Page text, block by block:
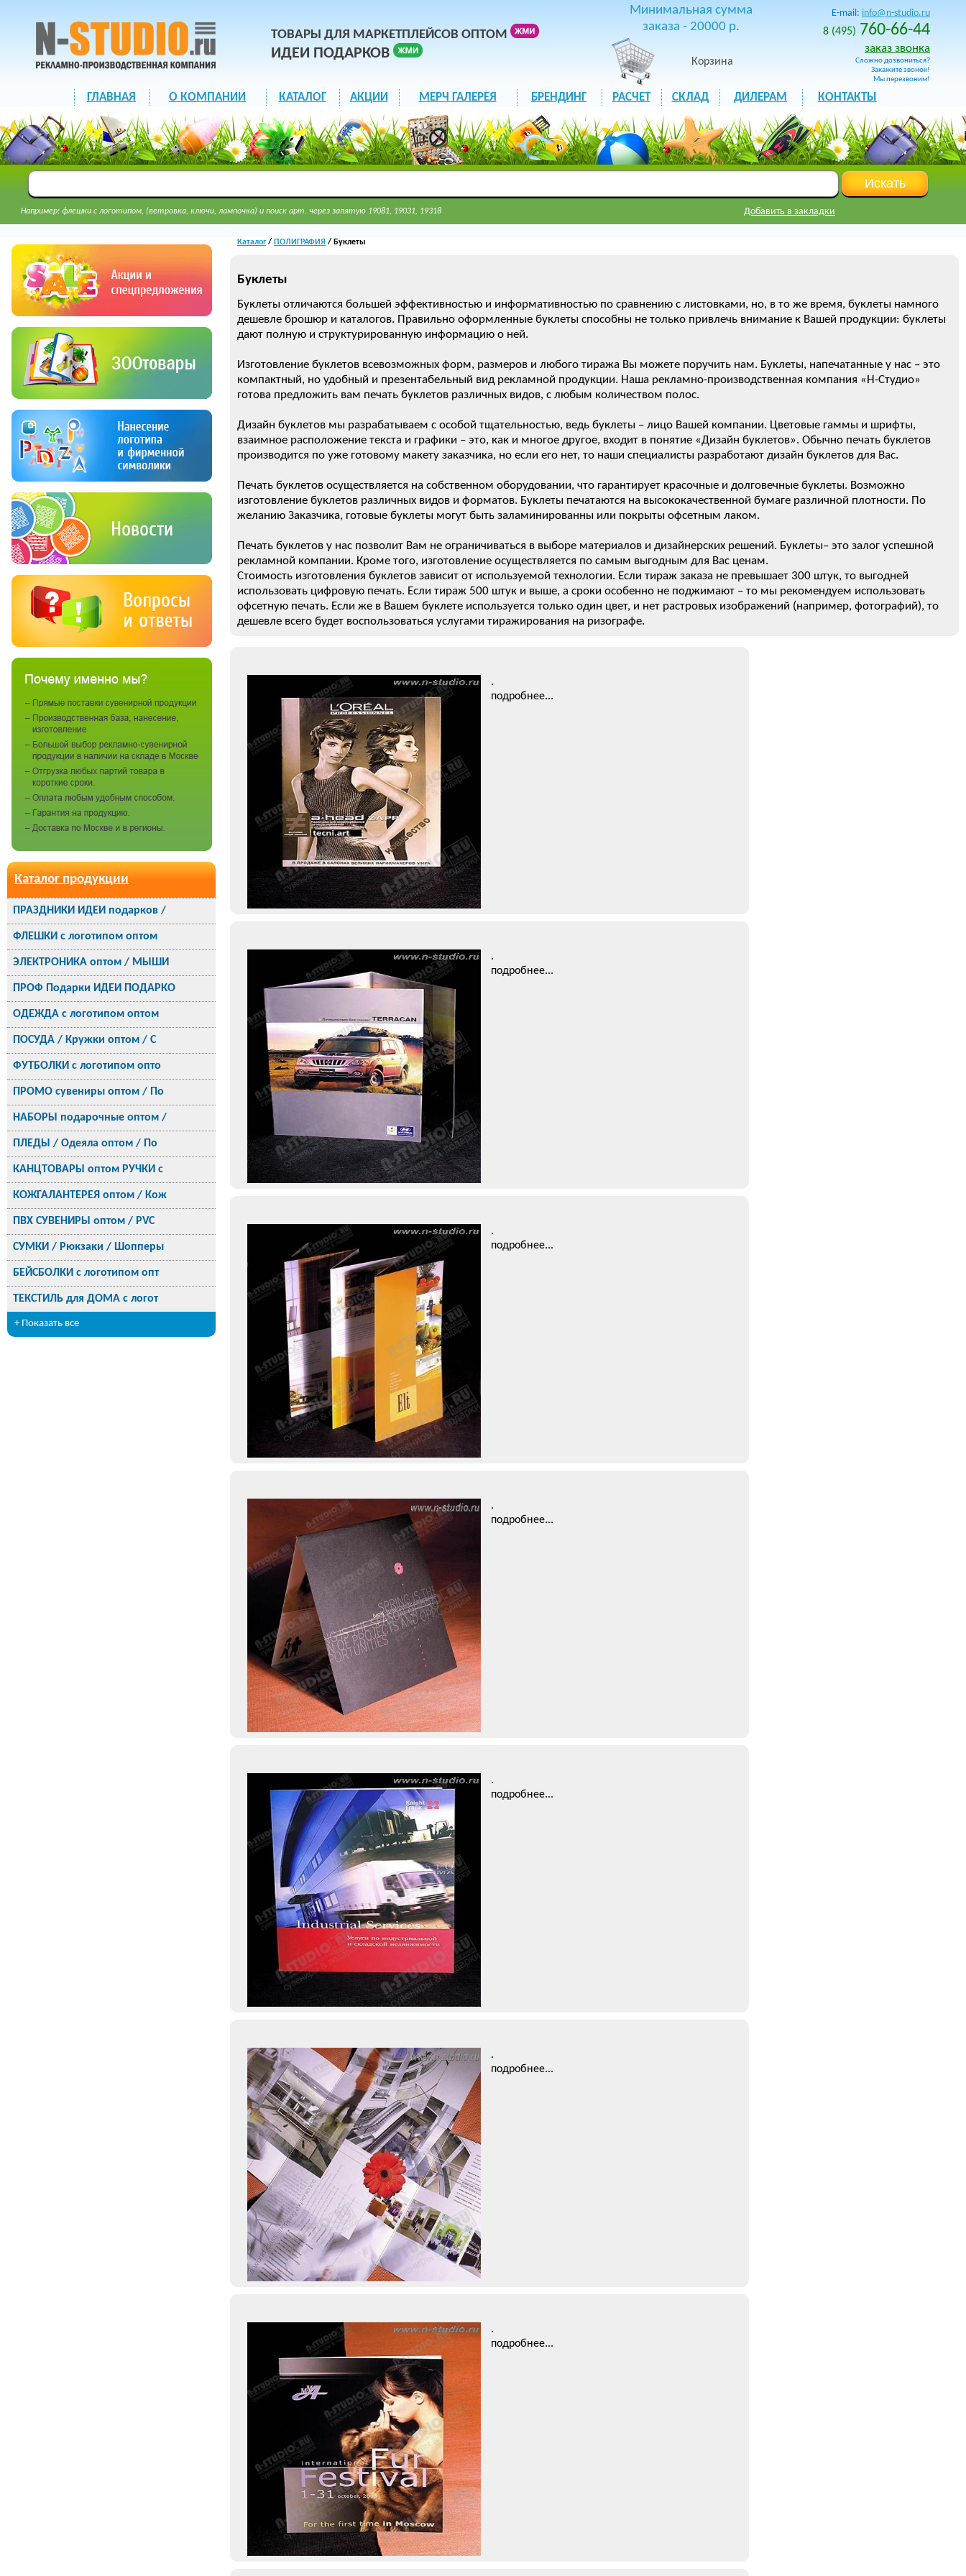
ТОВАРЫ ДЛЯ МАРКЕТПЛЕЙСОВ ОПТОМ
ИДЕИ ПОДАРКОВ
Минимальная сумма
заказа - 20000 р.
Корзина
E-mail: info@n-studio.ru
8 (495) 760-66-44
заказ звонка
Сложно дозвониться?
Закажите звонок!
Мы перезвоним!
ГЛАВНАЯ О КОМПАНИИ КАТАЛОГ АКЦИИ МЕРЧ ГАЛЕРЕЯ БРЕНДИНГ РАСЧЕТ СКЛАД ДИЛЕРАМ КОНТАКТЫ
Например: флешки с логотипом, (ветровка, ключи, лампочка) и поиск арт. через запятую 19081, 19031, 19318 Добавить в закладки
Каталог продукции
ПРАЗДНИКИ ИДЕИ подарков /
ФЛЕШКИ с логотипом оптом
ЭЛЕКТРОНИКА оптом / МЫШИ
ПРОФ Подарки ИДЕИ ПОДАРКО
ОДЕЖДА с логотипом оптом
ПОСУДА / Кружки оптом / С
ФУТБОЛКИ с логотипом опто
ПРОМО сувениры оптом / По
НАБОРЫ подарочные оптом /
ПЛЕДЫ / Одеяла оптом / По
КАНЦТОВАРЫ оптом РУЧКИ с
КОЖГАЛАНТЕРЕЯ оптом / Кож
ПВХ СУВЕНИРЫ оптом / PVC
СУМКИ / Рюкзаки / Шопперы
БЕЙСБОЛКИ с логотипом опт
ТЕКСТИЛЬ для ДОМА с логот
+ Показать все
Каталог/ ПОЛИГРАФИЯ / Буклеты
Буклеты
Буклеты отличаются большей эффективностью и информативностью по сравнению с листовками, но, в то же время, буклеты намного
дешевле брошюр и каталогов. Правильно оформленные буклеты способны не только привлечь внимание к Вашей продукции: буклеты
дают полную и структурированную информацию о ней.
Изготовление буклетов всевозможных форм, размеров и любого тиража Вы можете поручить нам. Буклеты, напечатанные у нас – это
компактный, но удобный и презентабельный вид рекламной продукции. Наша рекламно-производственная компания «Н-Студио»
готова предложить вам печать буклетов различных видов, с любым количеством полос.
Дизайн буклетов мы разрабатываем с особой тщательностью, ведь буклеты – лицо Вашей компании. Цветовые гаммы и шрифты,
взаимное расположение текста и графики – это, как и многое другое, входит в понятие «Дизайн буклетов». Обычно печать буклетов
производится по уже готовому макету заказчика, но если его нет, то наши специалисты разработают дизайн буклетов для Вас.
Печать буклетов осуществляется на собственном оборудовании, что гарантирует красочные и долговечные буклеты. Возможно
изготовление буклетов различных видов и форматов. Буклеты печатаются на высококачественной бумаге различной плотности. По
желанию Заказчика, готовые буклеты могут быть заламинированны или покрыты офсетным лаком.
Печать буклетов у нас позволит Вам не ограничиваться в выборе материалов и дизайнерских решений. Буклеты– это залог успешной
рекламной компании. Кроме того, изготовление осуществляется по самым выгодным для Вас ценам.
Стоимость изготовления буклетов зависит от используемой технологии. Если тираж заказа не превышает 300 штук, то выгодней
использовать цифровую печать. Если тираж 500 штук и выше, а сроки особенно не поджимают – то мы рекомендуем использовать
офсетную печать. Если же в Вашем буклете используется только один цвет, и нет растровых изображений (например, фотографий), то
дешевле всего будет воспользоваться услугами тиражирования на ризографе.
.
подробнее...
.
подробнее...
.
подробнее...
.
подробнее...
.
подробнее...
.
подробнее...
.
подробнее...